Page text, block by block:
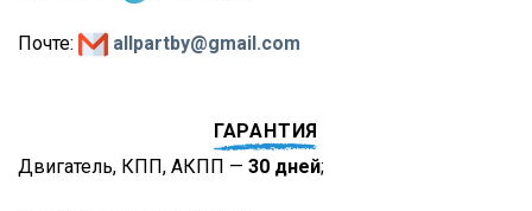
Почте: allpartby@gmail.com
ГАРАНТИЯ
Двигатель, КПП, АКПП — 30 дней;